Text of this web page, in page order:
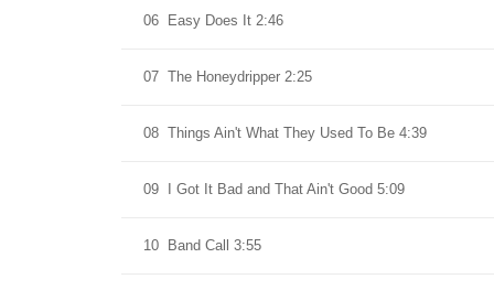
06 Easy Does It 2:46
07 The Honeydripper 2:25
08 Things Ain't What They Used To Be 4:39
09 I Got It Bad and That Ain't Good 5:09
10 Band Call 3:55